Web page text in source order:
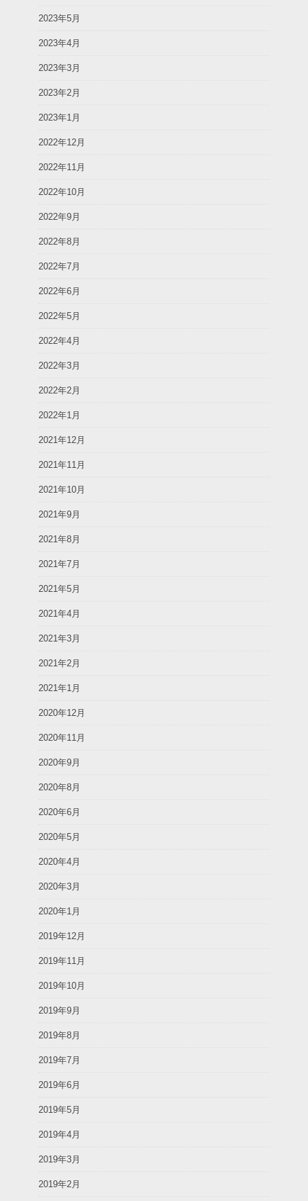
2023年5月
2023年4月
2023年3月
2023年2月
2023年1月
2022年12月
2022年11月
2022年10月
2022年9月
2022年8月
2022年7月
2022年6月
2022年5月
2022年4月
2022年3月
2022年2月
2022年1月
2021年12月
2021年11月
2021年10月
2021年9月
2021年8月
2021年7月
2021年5月
2021年4月
2021年3月
2021年2月
2021年1月
2020年12月
2020年11月
2020年9月
2020年8月
2020年6月
2020年5月
2020年4月
2020年3月
2020年1月
2019年12月
2019年11月
2019年10月
2019年9月
2019年8月
2019年7月
2019年6月
2019年5月
2019年4月
2019年3月
2019年2月